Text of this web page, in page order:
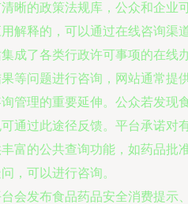
清晰的政策法规库，公众和企
解释的，可以通过在线咨询渠
集成了各类行政许可事项的在
等问题进行咨询，网站通常提
询管理的重要延伸。公众若发
通过此途径反馈。平台承诺对
丰富的公共查询功能，如药品
，可以进行咨询。
台会发布食品药品安全消费提